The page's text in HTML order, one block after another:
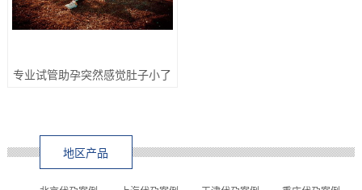
专业试管助孕突然感觉肚子小了
地区产品